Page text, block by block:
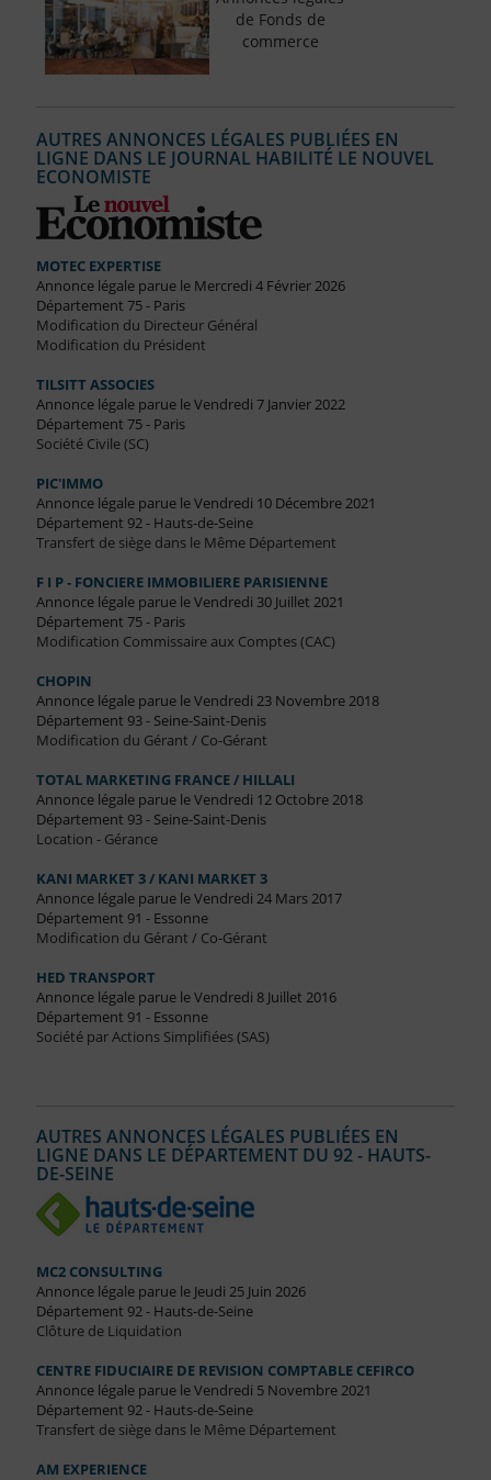
de Fonds de
commerce
AUTRES ANNONCES LÉGALES PUBLIÉES EN
LIGNE DANS LE JOURNAL HABILITÉ LE NOUVEL
ECONOMISTE
MOTEC EXPERTISE
Annonce légale parue le Mercredi 4 Février 2026
Département 75 - Paris
Modification du Directeur Général
Modification du Président
TILSITT ASSOCIES
Annonce légale parue le Vendredi 7 Janvier 2022
Département 75 - Paris
Société Civile (SC)
PIC'IMMO
Annonce légale parue le Vendredi 10 Décembre 2021
Département 92 - Hauts-de-Seine
Transfert de siège dans le Même Département
F I P - FONCIERE IMMOBILIERE PARISIENNE
Annonce légale parue le Vendredi 30 Juillet 2021
Département 75 - Paris
Modification Commissaire aux Comptes (CAC)
CHOPIN
Annonce légale parue le Vendredi 23 Novembre 2018
Département 93 - Seine-Saint-Denis
Modification du Gérant / Co-Gérant
TOTAL MARKETING FRANCE / HILLALI
Annonce légale parue le Vendredi 12 Octobre 2018
Département 93 - Seine-Saint-Denis
Location - Gérance
KANI MARKET 3 / KANI MARKET 3
Annonce légale parue le Vendredi 24 Mars 2017
Département 91 - Essonne
Modification du Gérant / Co-Gérant
HED TRANSPORT
Annonce légale parue le Vendredi 8 Juillet 2016
Département 91 - Essonne
Société par Actions Simplifiées (SAS)
AUTRES ANNONCES LÉGALES PUBLIÉES EN
LIGNE DANS LE DÉPARTEMENT DU 92 - HAUTS-
DE-SEINE
MC2 CONSULTING
Annonce légale parue le Jeudi 25 Juin 2026
Département 92 - Hauts-de-Seine
Clôture de Liquidation
CENTRE FIDUCIAIRE DE REVISION COMPTABLE CEFIRCO
Annonce légale parue le Vendredi 5 Novembre 2021
Département 92 - Hauts-de-Seine
Transfert de siège dans le Même Département
AM EXPERIENCE